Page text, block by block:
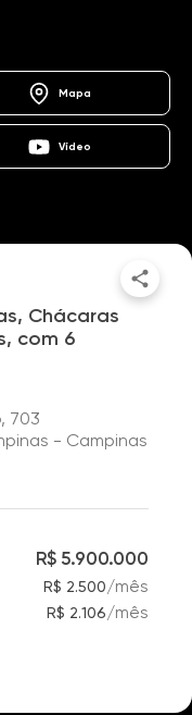
Mapa
Vídeo
Chácaras
com 6
703
- Campinas
R$ 5.900.000
R$ 2.500/mês
R$ 2.106/mês